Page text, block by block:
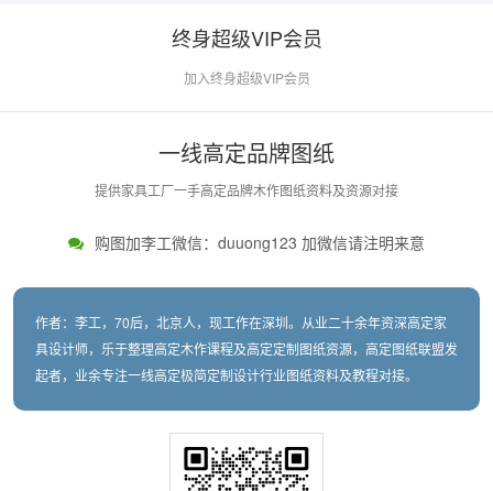
终身超级VIP会员
加入终身超级VIP会员
一线高定品牌图纸
提供家具工厂一手高定品牌木作图纸资料及资源对接
购图加李工微信：duuong123 加微信请注明来意
作者：李工，70后，北京人，现工作在深圳。从业二十余年资深高定家
具设计师，乐于整理高定木作课程及高定定制图纸资源，高定图纸联盟发
起者，业余专注一线高定极简定制设计行业图纸资料及教程对接。